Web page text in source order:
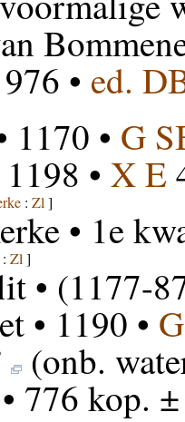
• ed.
1170 • G
• X E
: Zl ]
• 1e
: Zl ]
• (1177-
• 1190 •
(onb.
776 kop.